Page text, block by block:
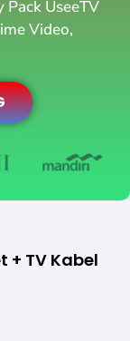
Pack UseeTV
Video,
+ TV Kabel